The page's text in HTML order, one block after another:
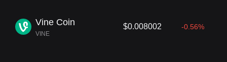
Vine Coin
VINE
$0.008002 -0.56%